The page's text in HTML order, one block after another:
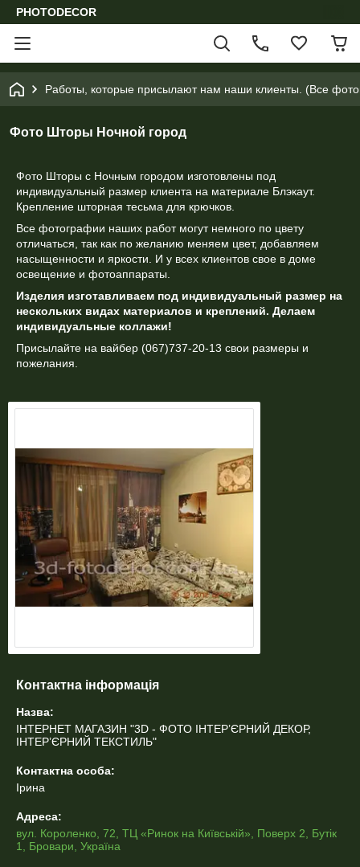
PHOTODECOR
Работы, которые присылают нам наши клиенты. (Все
Фото Шторы Ночной город
Фото Шторы с Ночным городом изготовлены под
индивидуальный размер клиента на материале Блэкаут.
Крепление шторная тесьма для крючков.
Все фотографии наших работ могут немного по цвету
отличаться, так как по желанию меняем цвет, добавляем
насыщенности и яркости. И у всех клиентов свое в доме
освещение и фотоаппараты.
Изделия изготавливаем под индивидуальный размер на
нескольких видах материалов и креплений. Делаем
индивидуальные коллажи!
Присылайте на вайбер (067)737-20-13 свои размеры и
пожелания.
Контактна інформація
Назва:
ІНТЕРНЕТ МАГАЗИН "3D - ФОТО ІНТЕР’ЄРНИЙ ДЕКОР,
ІНТЕР’ЄРНИЙ ТЕКСТИЛЬ"
Контактна особа:
Ірина
Адреса:
вул. Короленко, 72, ТЦ «Ринок на Київській», Поверх 2, Бутік
1, Бровари, Україна